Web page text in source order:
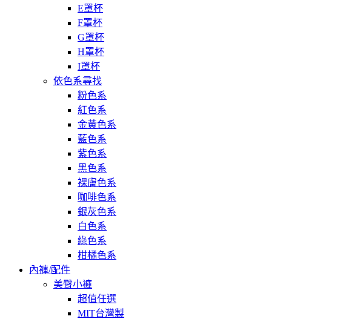
E罩杯
F罩杯
G罩杯
H罩杯
I罩杯
依色系尋找
粉色系
紅色系
金黃色系
藍色系
紫色系
黑色系
裸膚色系
咖啡色系
銀灰色系
白色系
綠色系
柑橘色系
內褲/配件
美臀小褲
超值任選
MIT台灣製